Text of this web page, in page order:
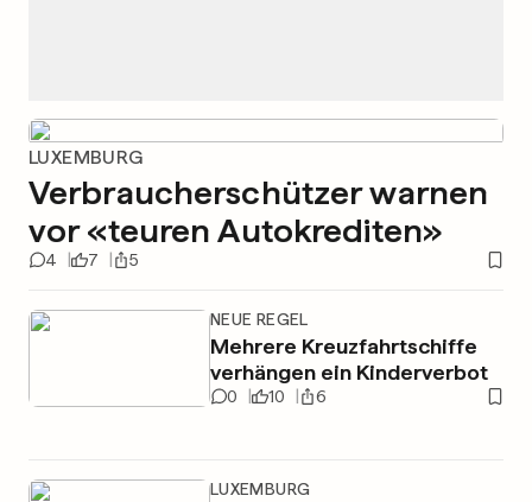
LUXEMBURG
Verbraucherschützer warnen
vor «teuren Autokrediten»
4 7 5
NEUE REGEL
Mehrere Kreuzfahrtschiffe
verhängen ein Kinderverbot
0 10 6
LUXEMBURG